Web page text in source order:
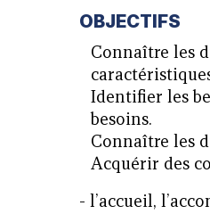
OBJECTIFS
Connaître les
Identifier les
besoins.
Connaître les
Acquérir des
- l’accueil,